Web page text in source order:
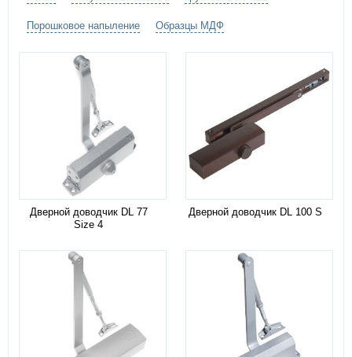
Порошковое напыление Образцы МДФ
Дверной доводчик DL 77
Size 4
Дверной доводчик DL 100 S